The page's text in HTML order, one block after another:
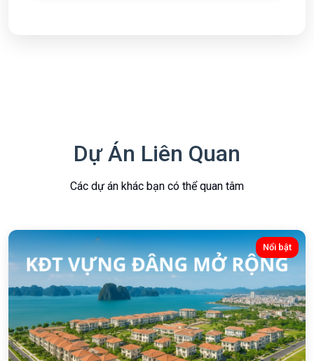
Dự Án Liên Quan
Các dự án khác bạn có thể quan tâm
Nổi bật